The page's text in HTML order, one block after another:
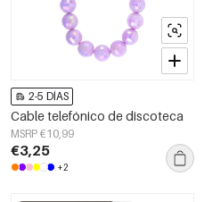
2-5 DÍAS
Cable telefónico de discoteca
MSRP €10,99
€3,25
+2